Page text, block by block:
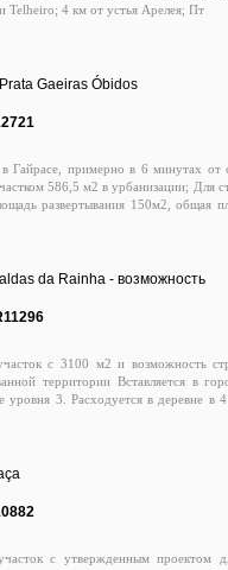
и Telheiro; 4 км от устья Арелея; Пт
Gaeiras Óbidos
Гайрасе, примерно в 6 минутах от
586,5 м2 в урбанизации; Для
развертывания 150м2, общая
побережье, недалеко от Фос-ду-
Коста: 913 219 199;
da Rainha - возможность
с 3100 м2 и возможность
территории Вставляется в
уровня 3. Расходуется в деревне
аэропорта Прямой контакт
с утвержденным проектом